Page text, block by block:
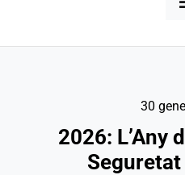
30
2026: L’Any
Seguretat